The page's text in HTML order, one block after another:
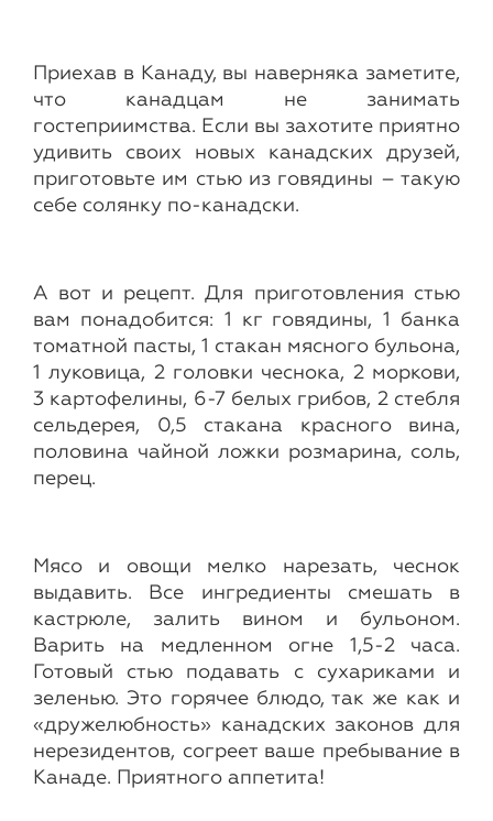
Приехав в Канаду, вы наверняка заметите,
что канадцам не занимать
гостеприимства. Если вы захотите приятно
удивить своих новых канадских друзей,
приготовьте им стью из говядины – такую
себе солянку по-канадски.
А вот и рецепт. Для приготовления стью
вам понадобится: 1 кг говядины, 1 банка
томатной пасты, 1 стакан мясного бульона,
1 луковица, 2 головки чеснока, 2 моркови,
3 картофелины, 6-7 белых грибов, 2 стебля
сельдерея, 0,5 стакана красного вина,
половина чайной ложки розмарина, соль,
перец.
Мясо и овощи мелко нарезать, чеснок
выдавить. Все ингредиенты смешать в
кастрюле, залить вином и бульоном.
Варить на медленном огне 1,5-2 часа.
Готовый стью подавать с сухариками и
зеленью. Это горячее блюдо, так же как и
«дружелюбность» канадских законов для
нерезидентов, согреет ваше пребывание в
Канаде. Приятного аппетита!